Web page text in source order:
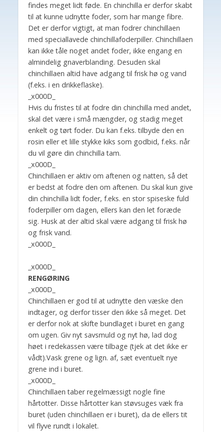
findes meget lidt føde. En chinchilla er derfor skabt
til at kunne udnytte foder, som har mange fibre.
Det er derfor vigtigt, at man fodrer chinchillaen
med speciallavede chinchillafoderpiller. Chinchillaen
kan ikke tåle noget andet foder, ikke engang en
almindelig gnaverblanding. Desuden skal
chinchillaen altid have adgang til frisk hø og vand
(f.eks. i en drikkeflaske).
_x000D_
Hvis du fristes til at fodre din chinchilla med andet,
skal det være i små mængder, og stadig meget
enkelt og tørt foder. Du kan f.eks. tilbyde den en
rosin eller et lille stykke kiks som godbid, f.eks. når
du vil gøre din chinchilla tam.
_x000D_
Chinchillaen er aktiv om aftenen og natten, så det
er bedst at fodre den om aftenen. Du skal kun give
din chinchilla lidt foder, f.eks. en stor spiseske fuld
foderpiller om dagen, ellers kan den let foræde
sig. Husk at der altid skal være adgang til frisk hø
og frisk vand.
_x000D_
_x000D_
RENGØRING
_x000D_
Chinchillaen er god til at udnytte den væske den
indtager, og derfor tisser den ikke så meget. Det
er derfor nok at skifte bundlaget i buret en gang
om ugen. Giv nyt savsmuld og nyt hø, lad dog
høet i redekassen være tilbage (tjek at det ikke er
vådt).Vask grene og lign. af, sæt eventuelt nye
grene ind i buret.
_x000D_
Chinchillaen taber regelmæssigt nogle fine
hårtotter. Disse hårtotter kan støvsuges væk fra
buret (uden chinchillaen er i buret), da de ellers tit
vil flyve rundt i lokalet.